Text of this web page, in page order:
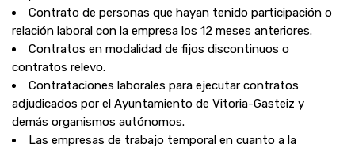
Contrato de personas que hayan tenido participación o
relación laboral con la empresa los 12 meses anteriores.
Contratos en modalidad de fijos discontinuos o
contratos relevo.
Contrataciones laborales para ejecutar contratos
adjudicados por el Ayuntamiento de Vitoria-Gasteiz y
demás organismos autónomos.
Las empresas de trabajo temporal en cuanto a la